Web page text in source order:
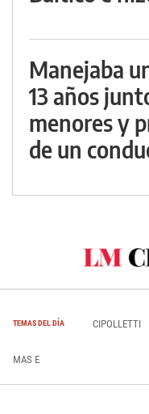
Manejaba
13 años
menores y
de un
TEMAS DEL DÍA CIPOLLETTI
MAS E